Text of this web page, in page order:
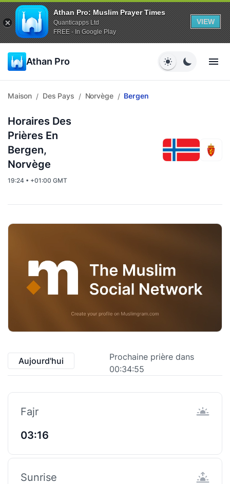
Athan Pro: Muslim Prayer Times
Quanticapps Ltd
FREE - In Google Play
VIEW
Athan Pro
Maison / Des Pays / Norvège / Bergen
Horaires Des
Prières En
Bergen,
Norvège
19:24 • +01:00 GMT
Aujourd'hui
Prochaine prière dans
00:34:55
Fajr
03:16
Sunrise